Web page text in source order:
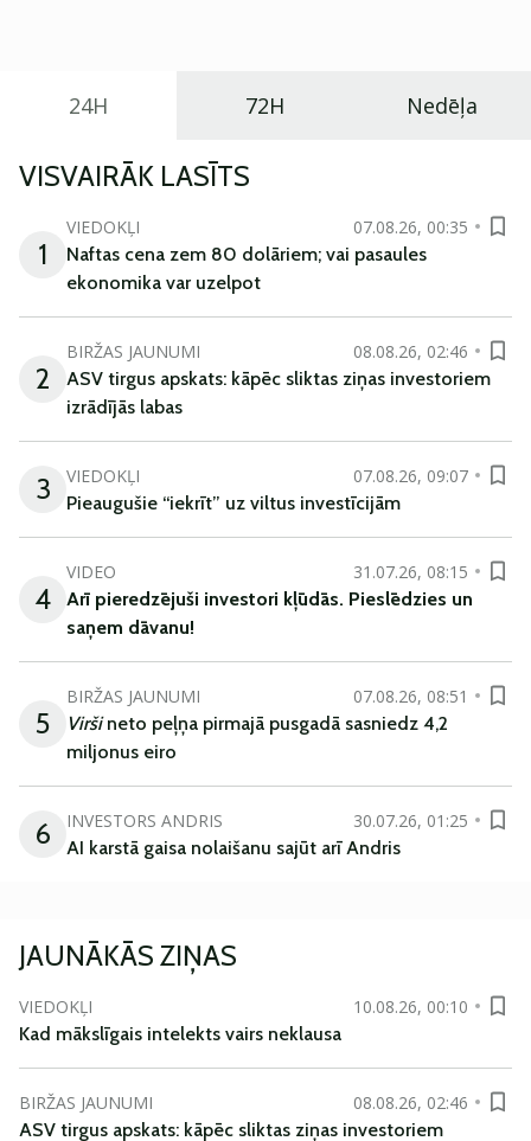
24H 72H Nedēļa
VISVAIRĀK LASĪTS
1
VIEDOKĻI
07.08.26, 00:35
Naftas cena zem 80 dolāriem; vai pasaules
ekonomika var uzelpot
2
BIRŽAS JAUNUMI
08.08.26, 02:46
ASV tirgus apskats: kāpēc sliktas ziņas investoriem
izrādījās labas
3 VIEDOKĻI
07.08.26, 09:07
Pieaugušie “iekrīt” uz viltus investīcijām
4
VIDEO
31.07.26, 08:15
Arī pieredzējuši investori kļūdās. Pieslēdzies un
saņem dāvanu!
5
BIRŽAS JAUNUMI
07.08.26, 08:51
Viršineto peļņa pirmajā pusgadā sasniedz 4,2
miljonus eiro
6 INVESTORS ANDRIS
30.07.26, 01:25
AI karstā gaisa nolaišanu sajūt arī Andris
JAUNĀKĀS ZIŅAS
VIEDOKĻI
10.08.26, 00:10
Kad mākslīgais intelekts vairs neklausa
BIRŽAS JAUNUMI
08.08.26, 02:46
ASV tirgus apskats: kāpēc sliktas ziņas investoriem